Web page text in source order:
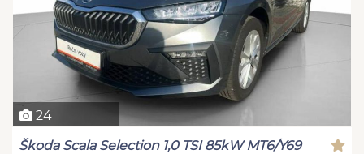
24
Škoda Scala Selection 1,0 TSI 85kW MT6/Y69